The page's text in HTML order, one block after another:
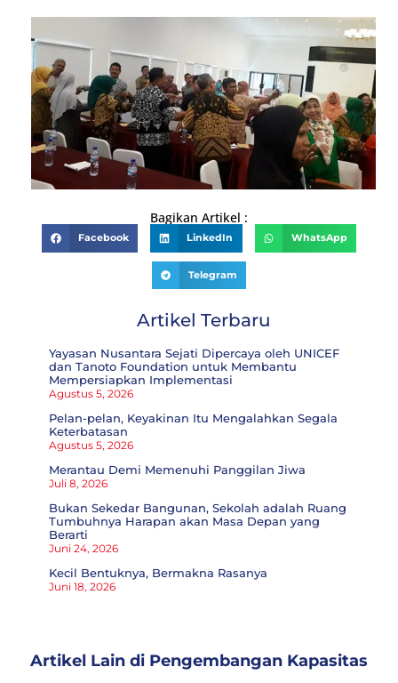
Bagikan Artikel :
Facebook LinkedIn WhatsApp
Telegram
Artikel Terbaru
Yayasan Nusantara Sejati Dipercaya oleh UNICEF
dan Tanoto Foundation untuk Membantu
Mempersiapkan Implementasi
Agustus 5, 2026
Pelan-pelan, Keyakinan Itu Mengalahkan Segala
Keterbatasan
Agustus 5, 2026
Merantau Demi Memenuhi Panggilan Jiwa
Juli 8, 2026
Bukan Sekedar Bangunan, Sekolah adalah Ruang
Tumbuhnya Harapan akan Masa Depan yang
Berarti
Juni 24, 2026
Kecil Bentuknya, Bermakna Rasanya
Juni 18, 2026
Artikel Lain di Pengembangan Kapasitas